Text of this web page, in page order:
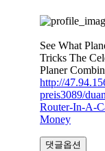
See What
Tricks The
Planer
http://
preis3089/
Router-In-A-
Money
댓글옵션